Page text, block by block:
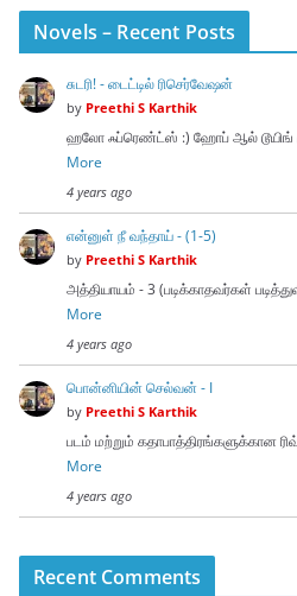
Novels – Recent Posts
சுடரி! - டைட்டில் ரிசெர்வேஷன்
by Preethi S Karthik
ஹலோ ஃப்ரெண்ட்ஸ் :) ஹோப் ஆல் டூயிங்
More
4 years ago
என்னுள் நீ வந்தாய் - (1-5)
by Preethi S Karthik
அத்தியாயம் - 3 (படிக்காதவர்கள்
More
4 years ago
பொன்னியின் செல்வன் - I
by Preethi S Karthik
படம் மற்றும் கதாபாத்திரங்களுக்கான
More
4 years ago
Recent Comments